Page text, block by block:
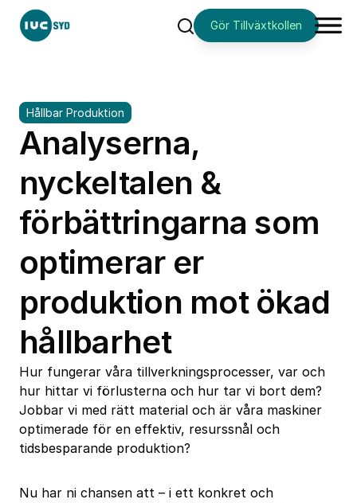
SökGör Tillväxtkollen
Hållbar Produktion
Analyserna,
nyckeltalen &
förbättringarna som
optimerar er
produktion mot ökad
hållbarhet
Hur fungerar våra tillverkningsprocesser, var och
hur hittar vi förlusterna och hur tar vi bort dem?
Jobbar vi med rätt material och är våra maskiner
optimerade för en effektiv, resurssnål och
tidsbesparande produktion?
Nu har ni chansen att – i ett konkret och